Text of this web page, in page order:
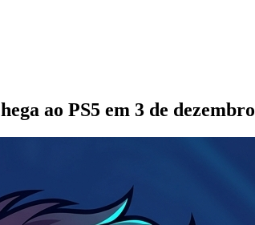
ao PS5 em 3 de dezembro